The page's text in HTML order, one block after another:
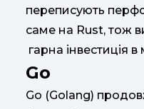
переписують
саме на Rust, тож
гарна інвестиція
Go
Go (Golang)